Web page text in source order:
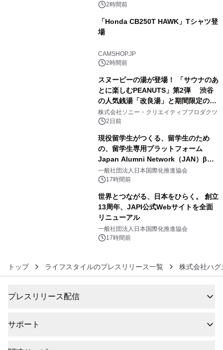
スの2施設で
2時間前
「Honda CB250T HAWK」Tシャツ登
場
CAMSHOP.JP
2時間前
スヌーピーの湯が登場！ 「サウナのあ
とに楽しむPEANUTS」第2弾 渋谷
の人気銭湯「改良湯」と期間限定のコ
ラボレーション サウナイキタイコラ
ボグッズも発売決定！
株式会社ソニー・クリエイティブプロダクツ
2日前
現役留学生がつくる、留学生のため
の、留学生専用プラットフォーム
Japan Alumni Network（JAN）β版
をリリース
一般社団法人日本国際化推進協会
17時間前
世界とつながる、日本をひらく。 創立
13周年、JAPI公式Webサイトを全面
リニューアル
一般社団法人日本国際化推進協会
17時間前
トップ ライフスタイルのプレスリリース一覧 株式会社ハグ
プレスリリース配信
サポート